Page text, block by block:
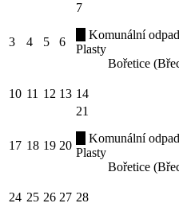
3 4 5 6
7
Komunální odpad
Plasty
Bořetice
10 11 12 13 14
17 18 19 20
21
Komunální odpad
Plasty
Bořetice
24 25 26 27 28